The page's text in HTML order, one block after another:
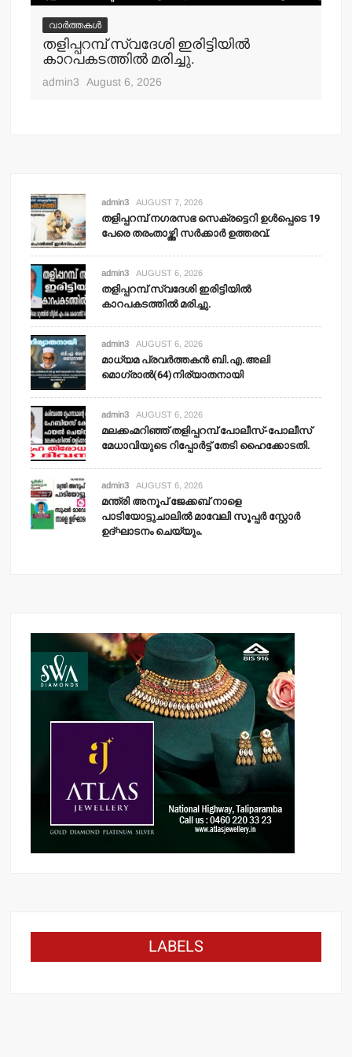
വാർത്തകൾ
തളിപ്പറമ്പ് സ്വദേശി ഇരിട്ടിയില്‍
കാറപകടത്തില്‍ മരിച്ചു.
admin3 August 6, 2026
admin3 AUGUST 7, 2026
തളിപ്പറമ്പ് നഗരസഭ സെക്രട്ടെറി ഉള്‍പ്പെടെ 19
പേരെ തരംതാഴ്ത്തി സര്‍ക്കാര്‍ ഉത്തരവ്.
admin3 AUGUST 6, 2026
തളിപ്പറമ്പ് സ്വദേശി ഇരിട്ടിയില്‍
കാറപകടത്തില്‍ മരിച്ചു.
admin3 AUGUST 6, 2026
മാധ്യമ പ്രവര്‍ത്തകന്‍ ബി.എ.അലി
മൊഗ്രാല്‍(64)നിര്യാതനായി
admin3 AUGUST 6, 2026
മലക്കംമറിഞ്ഞ് തളിപ്പറമ്പ് പോലീസ്-പോലീസ്
മേധാവിയുടെ റിപ്പോര്‍ട്ട് തേടി ഹൈക്കോടതി.
admin3 AUGUST 6, 2026
മന്ത്രി അനൂപ് ജേക്കബ് നാളെ
പാടിയോട്ടുചാലില്‍ മാവേലി സൂപ്പര്‍ സ്റ്റോര്‍
ഉദ്ഘാടനം ചെയ്യും.
LABELS